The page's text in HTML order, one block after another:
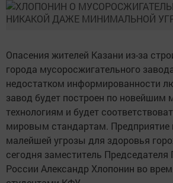
Опасения жителей Казани из-за
города мусоросжигательного
недостатком информированности
завод будет построен по новейшим
технологиям и будет
мировым стандартам. Предприятие
малейшей угрозы для здоровья
сегодня заместитель Председателя
России Александр Хлопонин во